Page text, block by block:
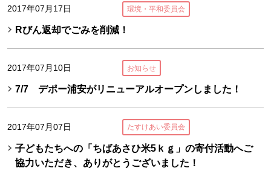
2017年07月17日 環境・平和委員会
Rびん返却でごみを削減！
2017年07月10日 お知らせ
7/7 デポー浦安がリニューアルオープンしました！
2017年07月07日 たすけあい委員会
子どもたちへの「ちばあさひ米5ｋｇ」の寄付活動へご
協力いただき、ありがとうございました！